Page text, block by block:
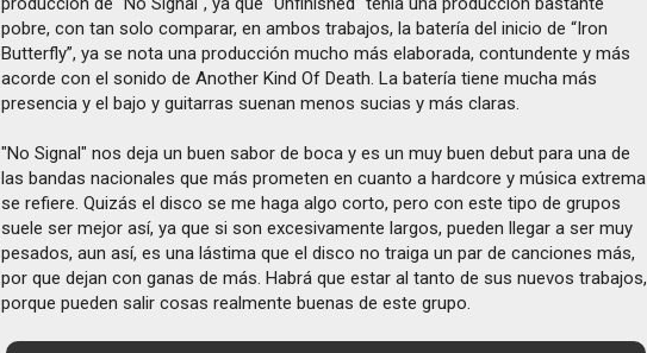
pobre, con tan solo comparar, en ambos trabajos, la batería del inicio de “Iron
Butterfly”, ya se nota una producción mucho más elaborada, contundente y más
acorde con el sonido de Another Kind Of Death. La batería tiene mucha más
presencia y el bajo y guitarras suenan menos sucias y más claras.
"No Signal" nos deja un buen sabor de boca y es un muy buen debut para una de
las bandas nacionales que más prometen en cuanto a hardcore y música extrema
se refiere. Quizás el disco se me haga algo corto, pero con este tipo de grupos
suele ser mejor así, ya que si son excesivamente largos, pueden llegar a ser muy
pesados, aun así, es una lástima que el disco no traiga un par de canciones más,
por que dejan con ganas de más. Habrá que estar al tanto de sus nuevos trabajos,
porque pueden salir cosas realmente buenas de este grupo.